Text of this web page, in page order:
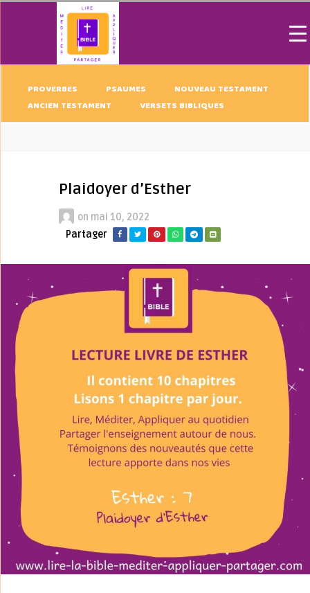
PROVERBES PSAUMES
NOUVEAU TESTAMENT
ANCIEN TESTAMENT
VERSETS BIBLIQUES
Plaidoyer d’Esther
on mai 10, 2022
Partager